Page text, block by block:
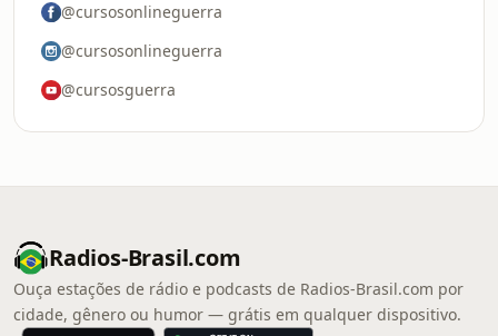
@cursosonlineguerra
@cursosonlineguerra
@cursosguerra
Radios-Brasil.com
Ouça estações de rádio e podcasts de Radios-Brasil.com por
cidade, gênero ou humor — grátis em qualquer dispositivo.